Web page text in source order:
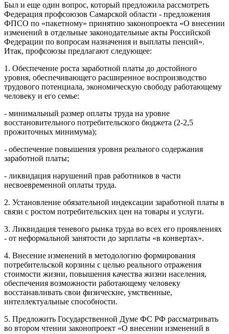
Был и еще один вопрос, который предложила рассмотреть
Федерация профсоюзов Самарской области - предложения
ФПСО по «пакетному» принятию законопроекта «О внесении
изменений в отдельные законодательные акты Российской
Федерации по вопросам назначения и выплаты пенсий».
Итак, профсоюзы предлагают следующее:
1. Обеспечение роста заработной платы до достойного
уровня, обеспечивающего расширенное воспроизводство
трудового потенциала, экономическую свободу работающему
человеку и его семье:
- минимальный размер оплаты труда на уровне
восстановительного потребительского бюджета (2-2,5
прожиточных минимума);
- обеспечение повышения уровня реального содержания
заработной платы;
- ликвидация нарушений прав работников в части
несвоевременной оплаты труда.
2. Установление обязательной индексации заработной платы в
связи с ростом потребительских цен на товары и услуги.
3. Ликвидация теневого рынка труда во всех его проявлениях
- от неформальной занятости до зарплаты «в конвертах».
4. Внесение изменений в методологию формирования
потребительской корзины с целью реального отражения
стоимости жизни, повышения качества жизни населения,
обеспечения возможности работающему человеку
восстанавливать свои физические, умственные,
интеллектуальные способности.
5. Предложить Государственной Думе ФС РФ рассматривать
во втором чтении законопроект «О внесении изменений в